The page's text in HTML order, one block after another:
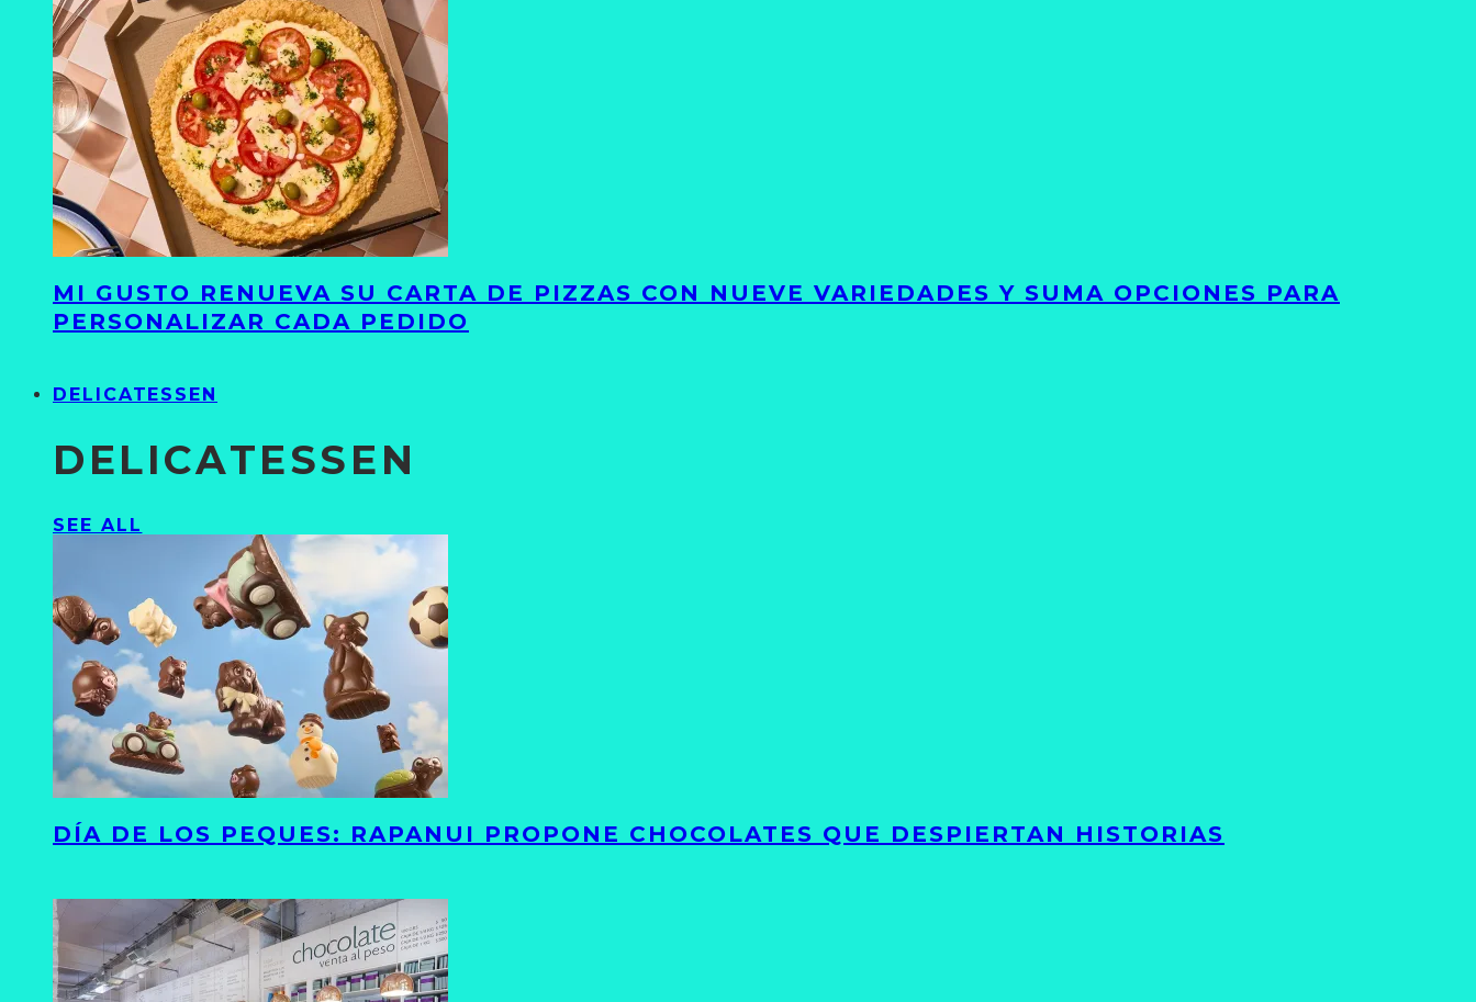
MI GUSTO RENUEVA SU CARTA DE PIZZAS CON NUEVE VARIEDADES Y SUMA OPCIONES PARA
PERSONALIZAR CADA PEDIDO
DELICATESSEN
DELICATESSEN
SEE ALL
DÍA DE LOS PEQUES: RAPANUI PROPONE CHOCOLATES QUE DESPIERTAN HISTORIAS